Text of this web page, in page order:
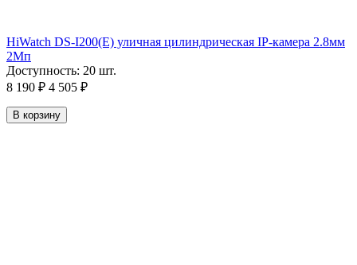
HiWatch DS-I200(E) уличная цилиндрическая IP-камера 2.8мм
2Мп
Доступность: 20 шт.
8 190 ₽ 4 505 ₽
В корзину